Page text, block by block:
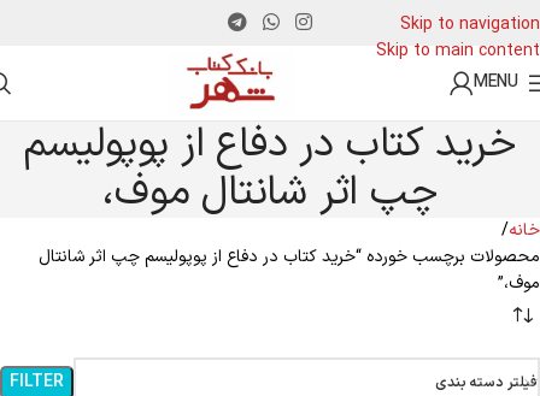
Skip to navigation
Skip to main content
MENU
خرید کتاب در دفاع از پوپولیسم
چپ اثر شانتال موف،
خانه
محصولات برچسب خورده “خرید کتاب در دفاع از پوپولیسم چپ اثر شانتال
موف،”
فیلتر دسته بندی FILTER